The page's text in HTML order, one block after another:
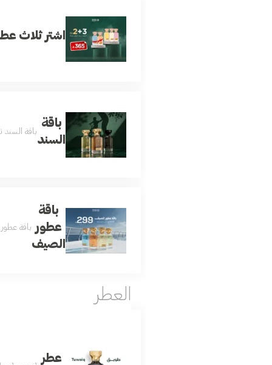
اشتر ثلاث
باقة
السند
باقة السند
باقة
عطور
الصيف
باقة
العطر
عطر